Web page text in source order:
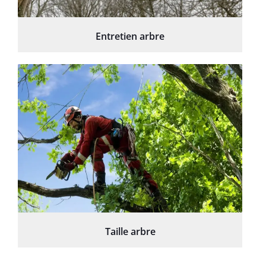
Entretien arbre
Taille arbre